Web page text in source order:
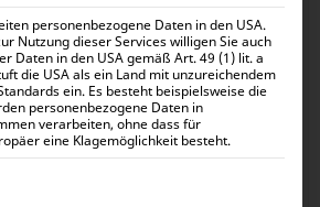
Power Cord 25m 32A
personenbezogene Daten in den USA.
Nutzung dieser Services willigen Sie auch
Daten in den USA gemäß Art. 49 (1) lit. a
die USA als ein Land mit unzureichendem
ein. Es besteht beispielsweise die
personenbezogene Daten in
verarbeiten, ohne dass für
eine Klagemöglichkeit besteht.
Service-Gruppen, für die eine